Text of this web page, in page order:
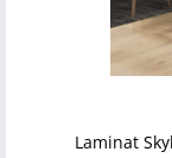
Laminat